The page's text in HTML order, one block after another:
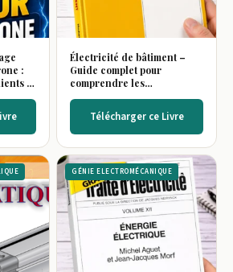
:
et
Électricité de bâtiment –
Guide complet pour
comprendre les
Télécharger ce Livre
GÉNIE ELECTROMÉCANIQUE